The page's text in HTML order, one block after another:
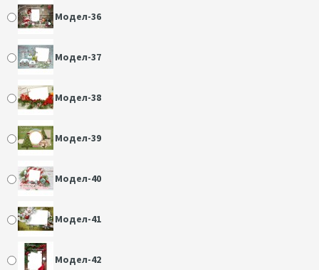
Модел-36
Модел-37
Модел-38
Модел-39
Модел-40
Модел-41
Модел-42